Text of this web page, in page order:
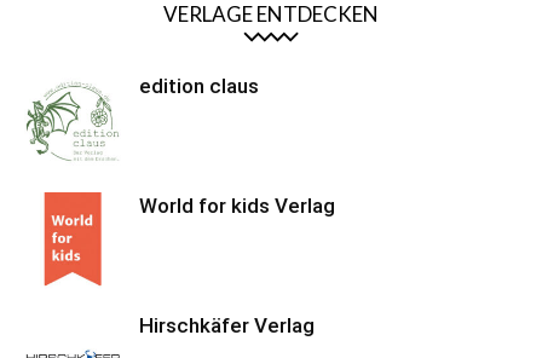
VERLAGE ENTDECKEN
edition claus
World for kids Verlag
Hirschkäfer Verlag